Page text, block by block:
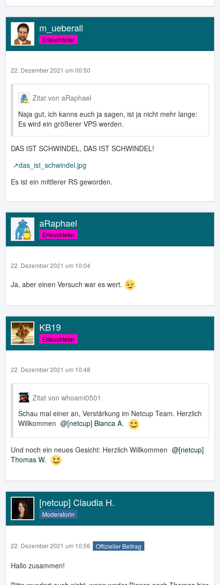
m_ueberall
Erleuchteter
22. Dezember 2021 um 00:50
Zitat von aRaphael
Naja gut, ich kanns euch ja sagen, ist ja nicht mehr lange:
Es wird ein größerer VPS werden.
DAS IST SCHWINDEL, DAS IST SCHWINDEL!
das_ist_schwindel.jpg
Es ist ein mittlerer RS geworden.
aRaphael
Erleuchteter
22. Dezember 2021 um 10:04
Ja, aber einen Versuch war es wert.
KB19
Erleuchteter
22. Dezember 2021 um 10:48
Zitat von whoami0501
Schau mal einer an, Verstärkung im Netcup Team. Herzlich
Willkommen
[netcup] Bianca A.
Und noch ein neues Gesicht: Herzlich Willkommen
[netcup]
Thomas W.
[netcup] Claudia H.
Moderatorin
22. Dezember 2021 um 10:56 Offizieller Beitrag
Hallo zusammen!